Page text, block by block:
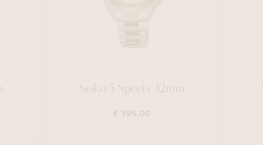
Seiko 5 Sports 32mm
€ 395,00